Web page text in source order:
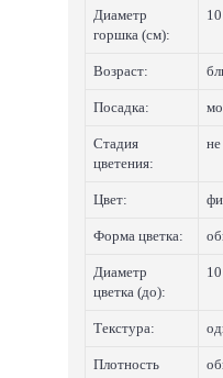
Диаметр
горшка (см):
10
Возраст:
Посадка:
Стадия
цветения:
Цвет:
Форма цветка:
Диаметр
цветка (до):
10
Текстура:
Плотность